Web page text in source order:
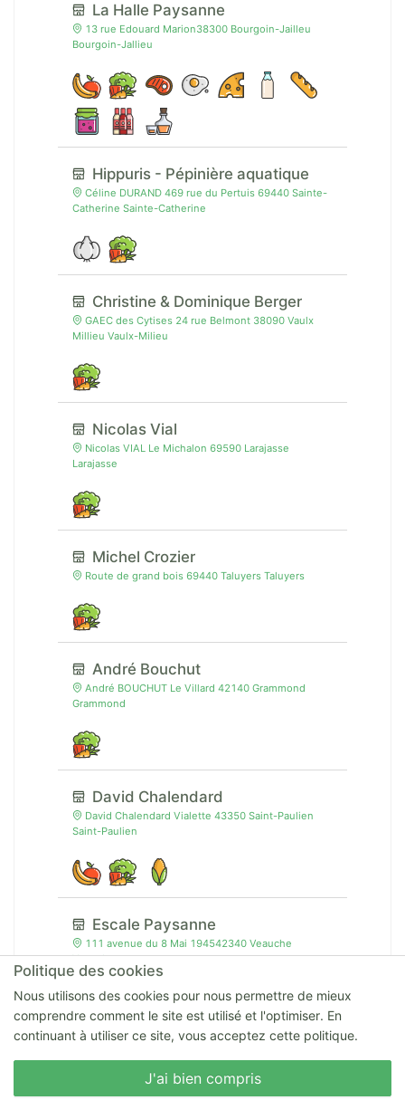
La Halle Paysanne
13 rue Edouard Marion38300 Bourgoin-Jailleu
Bourgoin-Jallieu
Hippuris - Pépinière aquatique
Céline DURAND 469 rue du Pertuis 69440 Sainte-
Catherine Sainte-Catherine
Christine & Dominique Berger
GAEC des Cytises 24 rue Belmont 38090 Vaulx
Millieu Vaulx-Milieu
Nicolas Vial
Nicolas VIAL Le Michalon 69590 Larajasse
Larajasse
Michel Crozier
Route de grand bois 69440 Taluyers Taluyers
André Bouchut
André BOUCHUT Le Villard 42140 Grammond
Grammond
David Chalendard
David Chalendard Vialette 43350 Saint-Paulien
Saint-Paulien
Escale Paysanne
111 avenue du 8 Mai 194542340 Veauche
Veauche
Aux Fermes des Rayols
Politique des cookies
Nous utilisons des cookies pour nous permettre de mieux
comprendre comment le site est utilisé et l'optimiser. En
continuant à utiliser ce site, vous acceptez cette politique.
J'ai bien compris